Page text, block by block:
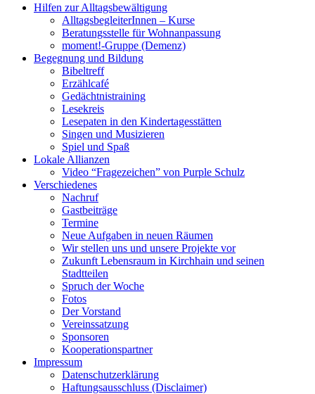
Hilfen zur Alltagsbewältigung
AlltagsbegleiterInnen – Kurse
Beratungsstelle für Wohnanpassung
moment!-Gruppe (Demenz)
Begegnung und Bildung
Bibeltreff
Erzählcafé
Gedächtnistraining
Lesekreis
Lesepaten in den Kindertagesstätten
Singen und Musizieren
Spiel und Spaß
Lokale Allianzen
Video “Fragezeichen” von Purple Schulz
Verschiedenes
Nachruf
Gastbeiträge
Termine
Neue Aufgaben in neuen Räumen
Wir stellen uns und unsere Projekte vor
Zukunft Lebensraum in Kirchhain und seinen
Stadtteilen
Spruch der Woche
Fotos
Der Vorstand
Vereinssatzung
Sponsoren
Kooperationspartner
Impressum
Datenschutzerklärung
Haftungsausschluss (Disclaimer)